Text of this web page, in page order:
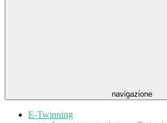
navigazione
E-Twinning